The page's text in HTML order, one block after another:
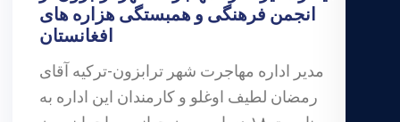
انجمن فرهنگی و همبستگی هزاره های
افغانستان
مدیر اداره مهاجرت شهر ترابزون-ترکیه آقای
رمضان لطیف اوغلو و کارمندان این اداره به